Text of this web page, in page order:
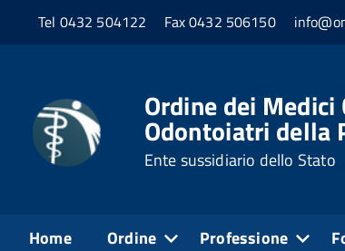
Tel 0432 504122 Fax 0432 506150
Ordine dei
Odontoiatri della
Ente sussidiario dello Stato
Home Ordine Professione